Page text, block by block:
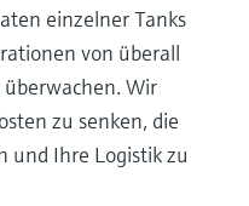
einzelner Tanks
von überall
Wir
zu senken, die
und Ihre Logistik zu